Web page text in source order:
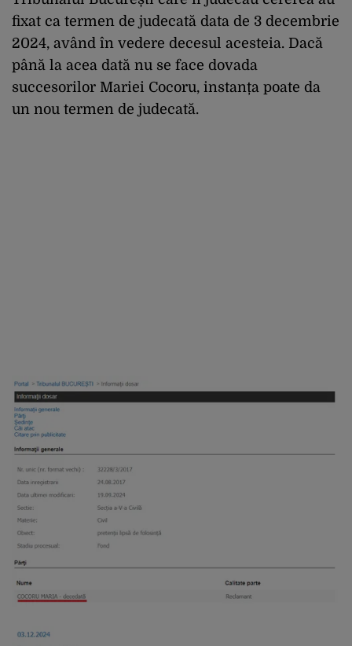
fixat ca termen de judecată data de 3 decembrie
2024, având în vedere decesul acesteia. Dacă
până la acea dată nu se face dovada
succesorilor Mariei Cocoru, instanța poate da
un nou termen de judecată.